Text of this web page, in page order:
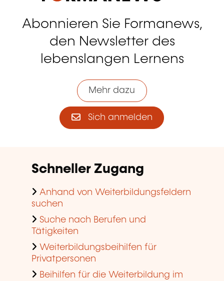
Abonnieren Sie Formanews,
den Newsletter des
lebenslangen Lernens
Mehr dazu
Sich anmelden
Schneller Zugang
Anhand von Weiterbildungsfeldern
suchen
Suche nach Berufen und
Tätigkeiten
Weiterbildungsbeihilfen für
Privatpersonen
Beihilfen für die Weiterbildung im